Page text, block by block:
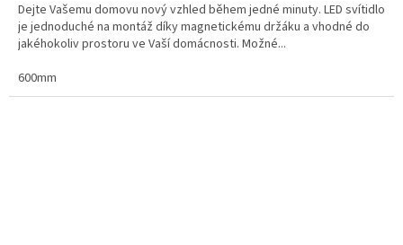
Dejte Vašemu domovu nový vzhled během jedné minuty. LED svítidlo
je jednoduché na montáž díky magnetickému držáku a vhodné do
jakéhokoliv prostoru ve Vaší domácnosti. Možné...
600mm